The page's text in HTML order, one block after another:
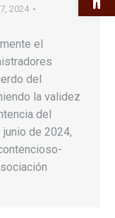
2024
el
del
la validez
del
de 2024,